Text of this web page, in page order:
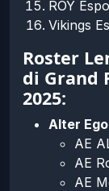
ROY
Vikings
Roster
di Grand
2025:
Alter
AE
AE
AE